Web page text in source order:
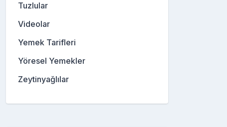
Tuzlular
Videolar
Yemek Tarifleri
Yöresel Yemekler
Zeytinyağlılar